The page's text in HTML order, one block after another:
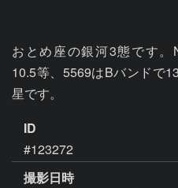
おとめ座の銀河3態です。
10.5等、5569はBバンドで
星です。
ID
#123272
撮影日時